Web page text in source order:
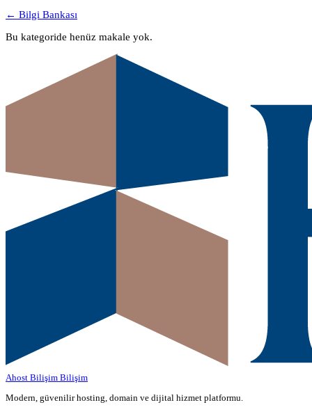
← Bilgi Bankası
Bu kategoride henüz makale yok.
Ahost Bilişim Bilişim
Modern, güvenilir hosting, domain ve dijital hizmet platformu.